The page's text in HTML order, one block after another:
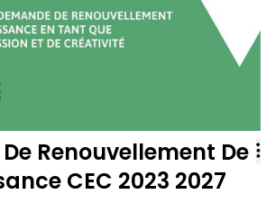
Renouvellement De
CEC 2023 2027